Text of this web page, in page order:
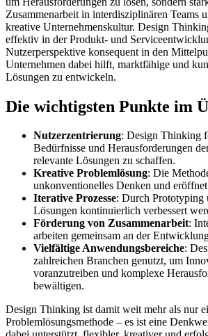
Zusammenarbeit in interdisziplinären Teams
kreative Unternehmenskultur. Design
effektiv in der Produkt- und
Nutzerperspektive konsequent in den
Unternehmen dabei hilft, marktfähige und
Lösungen zu entwickeln.
Die wichtigsten Punkte im
Nutzerzentrierung: Design Thinking
Bedürfnisse und Herausforderungen
relevante Lösungen zu schaffen.
Kreative Problemlösung: Die
unkonventionelles Denken und
Iterative Prozesse: Durch Prototyping
Lösungen kontinuierlich verbessert
Förderung von Zusammenarbeit:
arbeiten gemeinsam an der
Vielfältige Anwendungsbereiche:
zahlreichen Branchen genutzt, um
voranzutreiben und komplexe
bewältigen.
Design Thinking ist damit weit mehr als nur
Problemlösungsmethode – es ist eine